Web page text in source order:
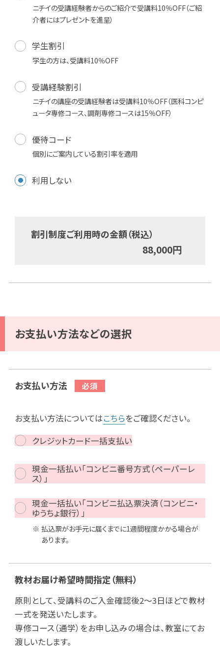
ニチイの受講経験者からのご紹介で受講料10％OFF（ご紹
介者にはプレゼントを進呈）
学生割引
学生の方は、受講料10％OFF
受講経験割引
ニチイの講座の受講経験者は受講料10％OFF（医科コンピ
ュータ専修コース、調剤専修コースは15％OFF）
優待コード
個別にご案内している割引率を適用
利用しない
割引制度ご利用時の金額（税込）
88,000円
お支払い方法などの選択
お支払い方法
お支払い方法についてはこちらをご確認ください。
クレジットカード一括支払い
現金一括払い「コンビニ番号方式（ペーパーレ
ス）」
現金一括払い「コンビニ払込票決済（コンビニ・
ゆうちょ銀行）」
払込票がお手元に届くまでに1週間程度かかる場合が
あります。
教材お届け希望時間指定（無料）
原則として、受講料のご入金確認後2～3日ほどで教材
一式を発送いたします。
専修コース（通学）をお申し込みの場合は、教室にてお
渡しいたします。